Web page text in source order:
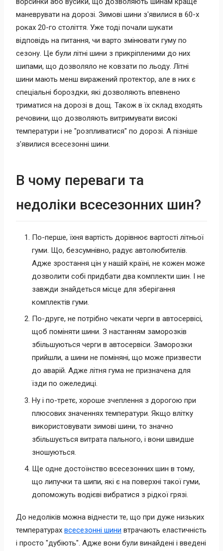
маневрувати на дорозі. Зимові шини з'явилися в 60-х
роках 20-го століття. Уже тоді почали шукати
відповідь на питання, чи варто змінювати гуму по
сезону. Це були літні шини з прикріпленими до них
шипами, що дозволяло не ковзати по льоду. Літні
шини мають менш виражений протектор, але в них є
спеціальні бороздки, які дозволяють впевнено
триматися на дорозі в дощ. Також в їх склад входять
речовини, що дозволяють витримувати високі
температури і не "розпливатися" по дорозі. А пізніше
з'явилися всесезонні шини.
В чому переваги та
недоліки всесезонних шин?
По-перше, їхня вартість дорівнює вартості літньої
гуми. Що, безсумнівно, радує автолюбителів.
Адже зростання цін у нашій країні, не кожен може
дозволити собі придбати два комплекти шин. І не
завжди знайдеться місце для зберігання
комплектів гуми.
По-друге, не потрібно чекати черги в автосервісі,
щоб поміняти шини. З настанням заморозків
збільшуються черги в автосервіси. Заморозки
прийшли, а шини не поміняні, що може призвести
до аварій. Адже літня гума не призначена для
їзди по ожеледиці.
Ну і по-третє, хороше зчеплення з дорогою при
плюсових значеннях температури. Якщо влітку
використовувати зимові шини, то значно
збільшується витрата пального, і вони швидше
зношуються.
Ще одне достоїнство всесезонних шин в тому,
що липучки та шипи, які є на поверхні такої гуми,
допоможуть водієві вибратися з рідкої грязі.
До недоліків можна віднести те, що при дуже низьких
температурах всесезонні шини втрачають еластичність
і просто "дубіють". Адже вони були винайдені і введені